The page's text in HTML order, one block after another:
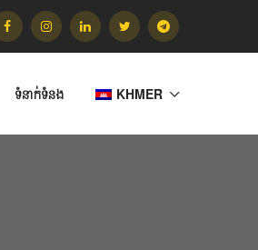
ទំនាក់ទំនង KHMER